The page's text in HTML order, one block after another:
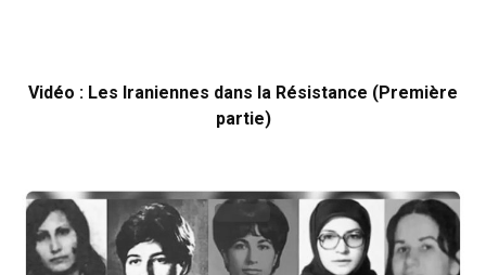
Vidéo : Les Iraniennes dans la Résistance (Première
partie)